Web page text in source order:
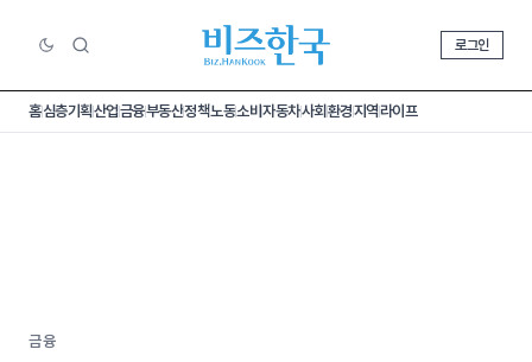
로그인
홈심층기획산업금융부동산정책노동소비 자동차사회환경지역라이프
금융